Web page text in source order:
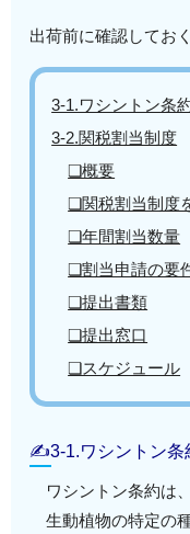
出荷前に確認してお
3-1.ワシントン条
3-2.関税割当制度
❏概要
❏関税割当制度
❏年間割当数量
❏割当申請の要
❏提出書類
❏提出窓口
❏スケジュール
✍3-1.ワシントン条
ワシントン条約は
生動植物の特定の